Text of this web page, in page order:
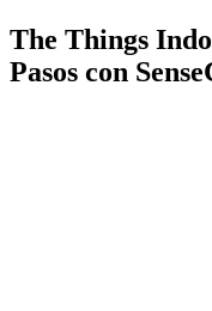
The Things
Pasos con